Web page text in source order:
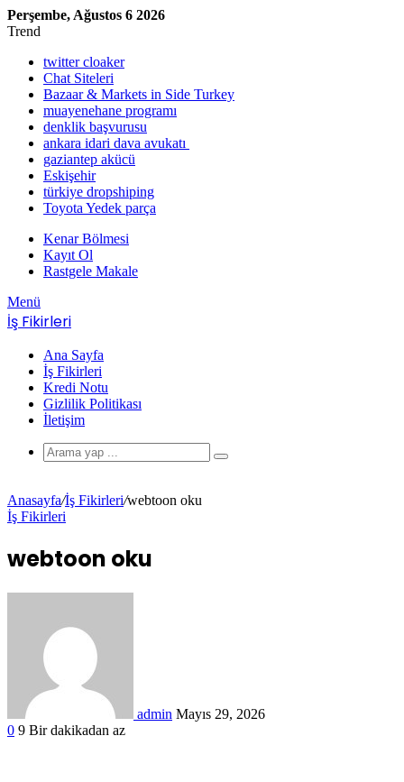
Perşembe, Ağustos 6 2026
Trend
twitter cloaker
Chat Siteleri
Bazaar & Markets in Side Turkey
muayenehane programı
denklik başvurusu
ankara idari dava avukatı
gaziantep akücü
Eskişehir
türkiye dropshiping
Toyota Yedek parça
Kenar Bölmesi
Kayıt Ol
Rastgele Makale
Menü
İş Fikirleri
Ana Sayfa
İş Fikirleri
Kredi Notu
Gizlilik Politikası
İletişim
Anasayfa/İş Fikirleri/webtoon oku
İş Fikirleri
webtoon oku
admin Mayıs 29, 2026
0 9 Bir dakikadan az